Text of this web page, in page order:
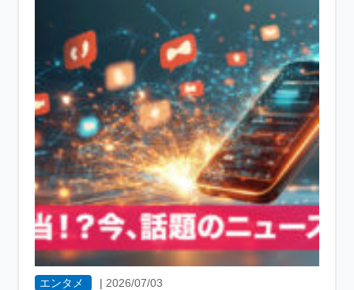
エンタメ | 2026/07/03